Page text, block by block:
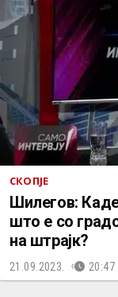
СКОПЈЕ
Шилегов: Каде
што е со
на штрајк?
21.09.2023. 20:47